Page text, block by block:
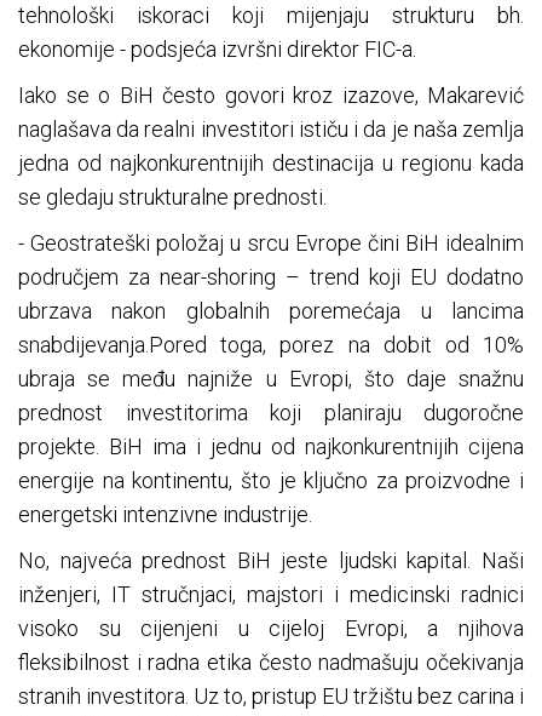
tehnološki iskoraci koji mijenjaju strukturu bh.
ekonomije - podsjeća izvršni direktor FIC-a.
Iako se o BiH često govori kroz izazove, Makarević
naglašava da realni investitori ističu i da je naša zemlja
jedna od najkonkurentnijih destinacija u regionu kada
se gledaju strukturalne prednosti.
- Geostrateški položaj u srcu Evrope čini BiH idealnim
područjem za near-shoring – trend koji EU dodatno
ubrzava nakon globalnih poremećaja u lancima
snabdijevanja.Pored toga, porez na dobit od 10%
ubraja se među najniže u Evropi, što daje snažnu
prednost investitorima koji planiraju dugoročne
projekte. BiH ima i jednu od najkonkurentnijih cijena
energije na kontinentu, što je ključno za proizvodne i
energetski intenzivne industrije.
No, najveća prednost BiH jeste ljudski kapital. Naši
inženjeri, IT stručnjaci, majstori i medicinski radnici
visoko su cijenjeni u cijeloj Evropi, a njihova
fleksibilnost i radna etika često nadmašuju očekivanja
stranih investitora. Uz to, pristup EU tržištu bez carina i